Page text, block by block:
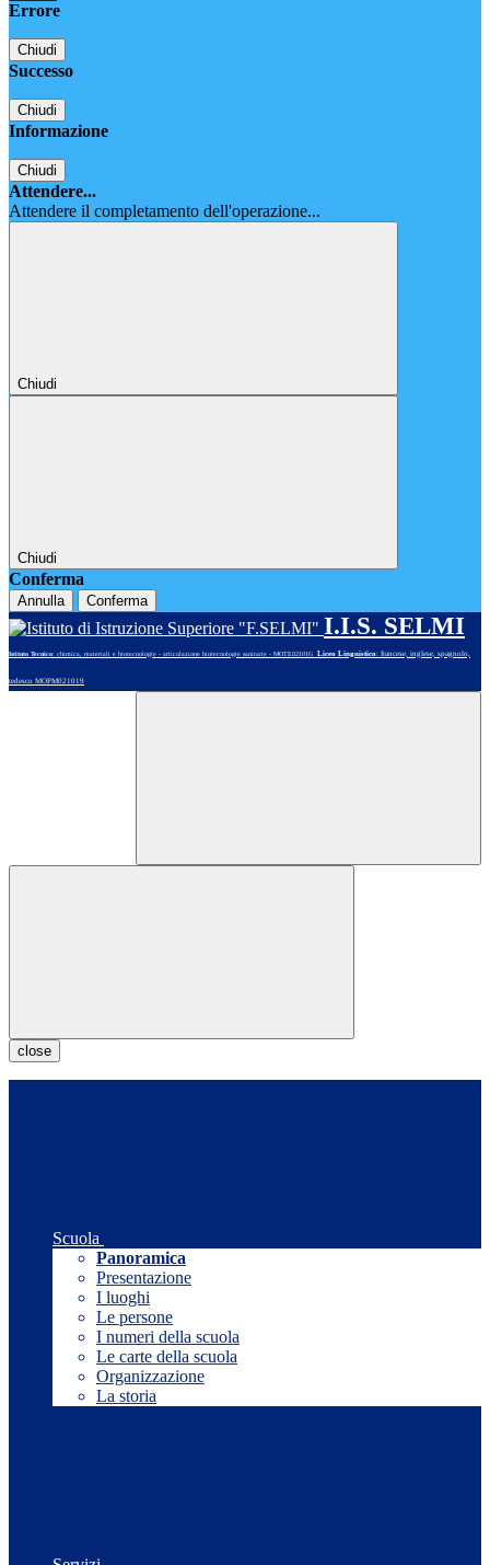
Errore
Chiudi
Successo
Chiudi
Informazione
Chiudi
Attendere...
Attendere il completamento dell'operazione...
Chiudi
Chiudi
Conferma
Annulla Conferma
I.I.S. SELMI
Istituto Tecnico: chimica, materiali e biotecnologie - articolazione biotecnologie sanitarie - MOTE02101G Liceo Linguistico: francese, inglese, spagnolo,
tedesco MOPM021019
close
Scuola
Panoramica
Presentazione
I luoghi
Le persone
I numeri della scuola
Le carte della scuola
Organizzazione
La storia